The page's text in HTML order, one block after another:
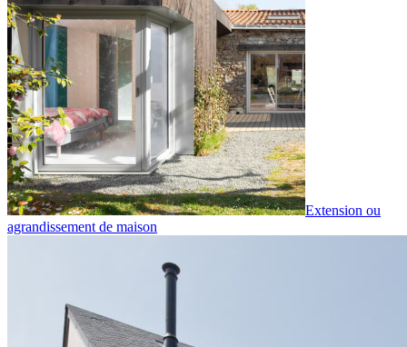
Extension ou
agrandissement de maison